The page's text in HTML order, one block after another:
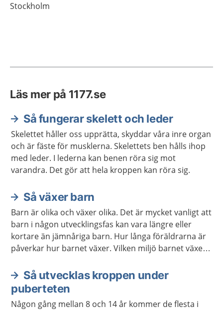
Stockholm
Läs mer på 1177.se
Så fungerar skelett och leder
Skelettet håller oss upprätta, skyddar våra inre organ
och är fäste för musklerna. Skelettets ben hålls ihop
med leder. I lederna kan benen röra sig mot
varandra. Det gör att hela kroppen kan röra sig.
Så växer barn
Barn är olika och växer olika. Det är mycket vanligt att
barn i någon utvecklingsfas kan vara längre eller
kortare än jämnåriga barn. Hur långa föräldrarna är
påverkar hur barnet växer. Vilken miljö barnet växer
på någon sjukdom.
Så utvecklas kroppen under
puberteten
Någon gång mellan 8 och 14 år kommer de flesta i